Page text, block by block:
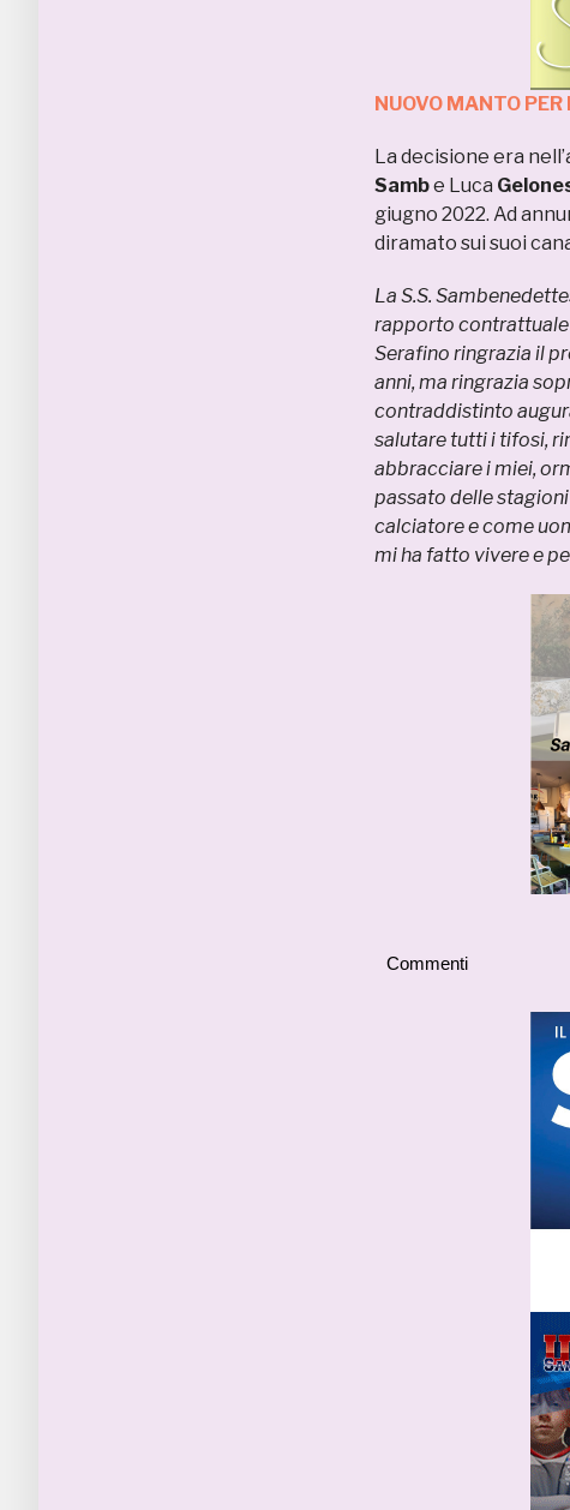
NUOVO MANTO
La decisione era
Sambe Luca
giugno 2022. Ad
diramato sui suoi
La S.S.
rapporto contrattuale
Serafino ringrazia il
anni, ma ringrazia
contraddistinto
salutare tutti i tifosi,
abbracciare i miei,
passato delle
calciatore e come
mi ha fatto vivere e
Commenti